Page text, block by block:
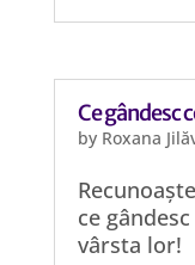
Ce gândesc
by Roxana
ce
vârsta lor!